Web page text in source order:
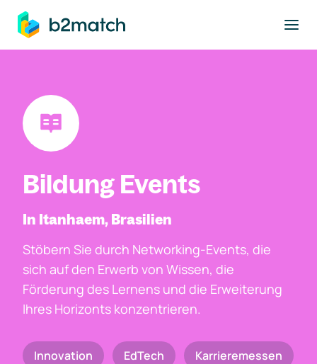
springen
Bildung Events
In Itanhaem, Brasilien
Stöbern Sie durch Networking-Events, die
sich auf den Erwerb von Wissen, die
Förderung des Lernens und die Erweiterung
Ihres Horizonts konzentrieren.
Innovation EdTech Karrieremessen